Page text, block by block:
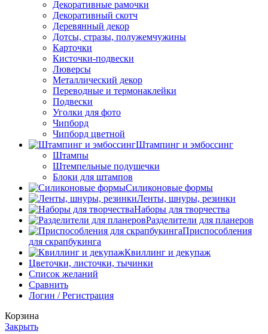
Декоративные рамочки
Декоративный скотч
Деревянный декор
Дотсы, стразы, полужемчужины
Карточки
Кисточки-подвески
Люверсы
Металлический декор
Переводные и термонаклейки
Подвески
Уголки для фото
Чипборд
Чипборд цветной
Штампинг и эмбоссинг
Штампы
Штемпельные подушечки
Блоки для штампов
Силиконовые формы
Ленты, шнуры, резинки
Наборы для творчества
Разделители для планеров
Приспособления
для скрапбукинга
Квиллинг и декупаж
Цветочки, листочки, тычинки
Список желаний
Сравнить
Логин / Регистрация
Корзина
Закрыть